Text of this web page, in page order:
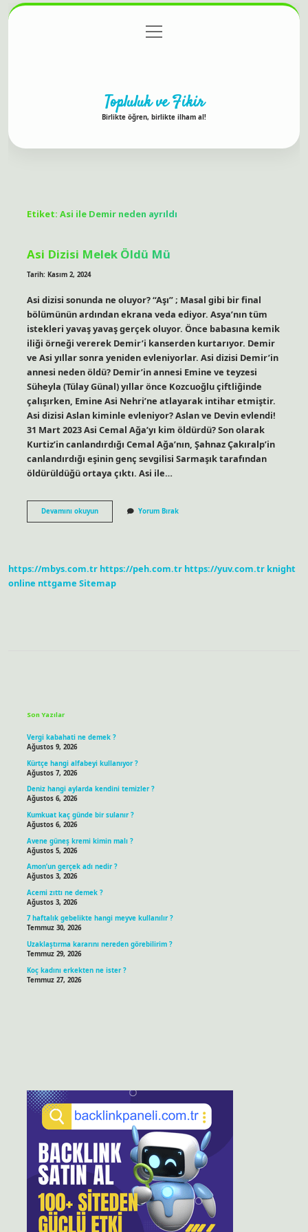
Gizlilik Politikası
menüyü
aç
Topluluk ve Fikir
Birlikte öğren, birlikte ilham al!
Etiket: Asi ile Demir neden ayrıldı
Asi Dizisi Melek Öldü Mü
Tarih: Kasım 2, 2024
Asi dizisi sonunda ne oluyor? “Aşı” ; Masal gibi bir final
bölümünün ardından ekrana veda ediyor. Asya’nın tüm
istekleri yavaş yavaş gerçek oluyor. Önce babasına kemik
iliği örneği vererek Demir’i kanserden kurtarıyor. Demir
ve Asi yıllar sonra yeniden evleniyorlar. Asi dizisi Demir’in
annesi neden öldü? Demir’in annesi Emine ve teyzesi
Süheyla (Tülay Günal) yıllar önce Kozcuoğlu çiftliğinde
çalışırken, Emine Asi Nehri’ne atlayarak intihar etmiştir.
Asi dizisi Aslan kiminle evleniyor? Aslan ve Devin evlendi!
31 Mart 2023 Asi Cemal Ağa’yı kim öldürdü? Son olarak
Kurtiz’in canlandırdığı Cemal Ağa’nın, Şahnaz Çakıralp’in
canlandırdığı eşinin genç sevgilisi Sarmaşık tarafından
öldürüldüğü ortaya çıktı. Asi ile…
Devamını okuyunAsi
Dizisi
Yorum Bırak
https://mbys.com.tr https://peh.com.tr https://yuv.com.tr knight
online nttgame Sitemap
Son Yazılar
Vergi kabahati ne demek ?
Ağustos 9, 2026
Kürtçe hangi alfabeyi kullanıyor ?
Ağustos 7, 2026
Deniz hangi aylarda kendini temizler ?
Ağustos 6, 2026
Kumkuat kaç günde bir sulanır ?
Ağustos 6, 2026
Avene güneş kremi kimin malı ?
Ağustos 5, 2026
Amon’un gerçek adı nedir ?
Ağustos 3, 2026
Acemi zıttı ne demek ?
Ağustos 3, 2026
7 haftalık gebelikte hangi meyve kullanılır ?
Temmuz 30, 2026
Uzaklaştırma kararını nereden görebilirim ?
Temmuz 29, 2026
Koç kadını erkekten ne ister ?
Temmuz 27, 2026